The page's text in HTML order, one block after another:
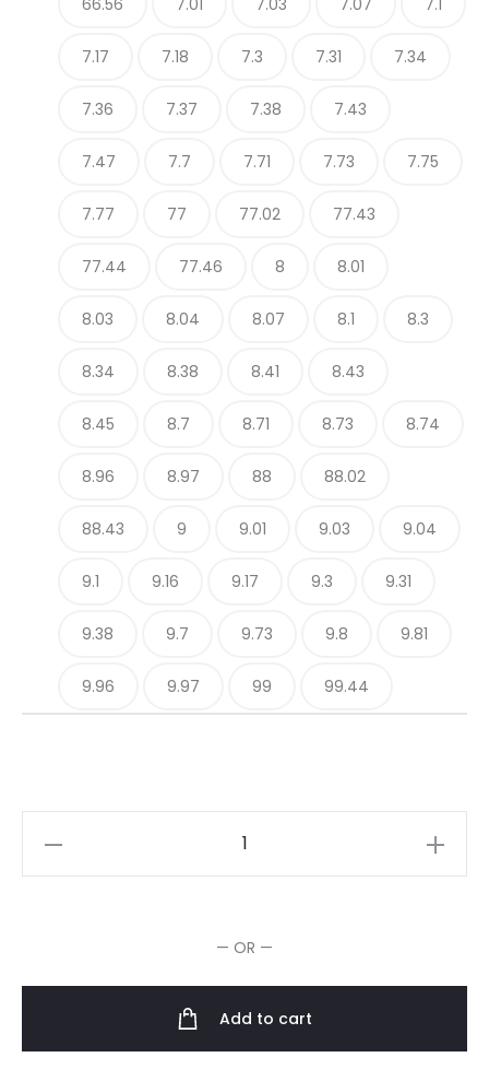
7.17 7.18 7.3 7.31 7.34
7.36 7.37 7.38 7.43
7.47 7.7 7.71 7.73 7.75
7.77 77 77.02 77.43
77.44 77.46 8 8.01
8.03 8.04 8.07 8.1 8.3
8.34 8.38 8.41 8.43
8.45 8.7 8.71 8.73 8.74
8.96 8.97 88 88.02
88.43 9 9.01 9.03 9.04
9.1 9.16 9.17 9.3 9.31
9.38 9.7 9.73 9.8 9.81
9.96 9.97 99 99.44
Permanente
quantity
— OR —
Add to cart